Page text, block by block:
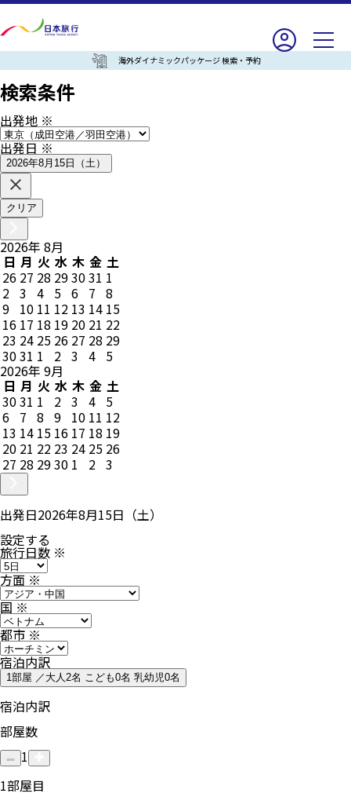
海外ダイナミックパッケージ 検索・予約
検索条件
出発地 ※
出発日※
2026年8月15日（土）
クリア
2026年 8月
日 月 火 水 木 金 土
26 27 28 293031 1
2 3 4 5 6 7 8
9 10 11 12 13 14 15
16 17 18 19 20 21 22
23 24 25 26 27 28 29
3031 1 2 3 4 5
2026年 9月
日 月 火 水 木 金 土
3031 1 2 3 4 5
6 7 8 9 10 11 12
13 14 15 16 17 18 19
20 21 22 23 24 25 26
27 28 2930 1 2 3
出発日2026年8月15日（土）
設定する
旅行日数 ※
方面※
国※
都市※
宿泊内訳
1部屋 ／大人2名 こども0名 乳幼児0名
宿泊内訳
部屋数
1
1部屋目